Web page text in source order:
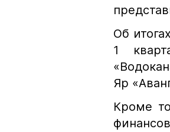
Об
1
Яр
Кроме